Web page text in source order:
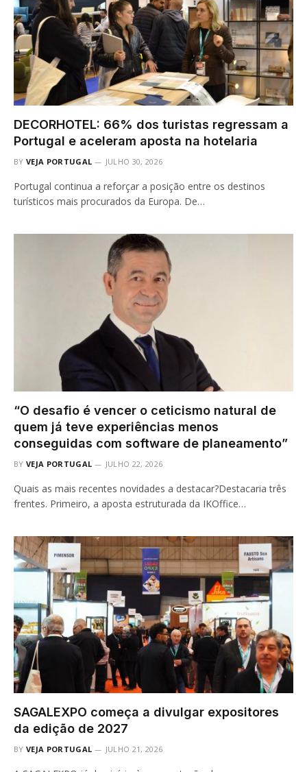
DECORHOTEL: 66% dos turistas regressam a
Portugal e aceleram aposta na hotelaria
BY VEJA PORTUGAL JULHO 30, 2026
Portugal continua a reforçar a posição entre os destinos
turísticos mais procurados da Europa. De…
“O desafio é vencer o ceticismo natural de
quem já teve experiências menos
conseguidas com software de planeamento”
BY VEJA PORTUGAL JULHO 22, 2026
Quais as mais recentes novidades a destacar?Destacaria três
frentes. Primeiro, a aposta estruturada da IKOffice…
SAGALEXPO começa a divulgar expositores
da edição de 2027
BY VEJA PORTUGAL JULHO 21, 2026